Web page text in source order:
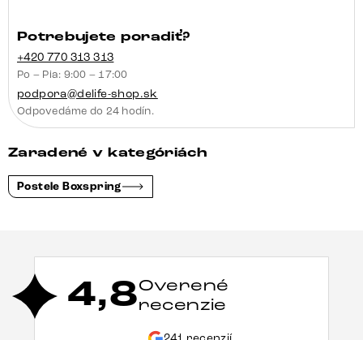
Potrebujete poradiť?
+420 770 313 313
Po – Pia: 9:00 – 17:00
podpora@delife-shop.sk
Odpovedáme do 24 hodín.
Zaradené v kategóriách
Postele Boxspring
4,8Overené
recenzie